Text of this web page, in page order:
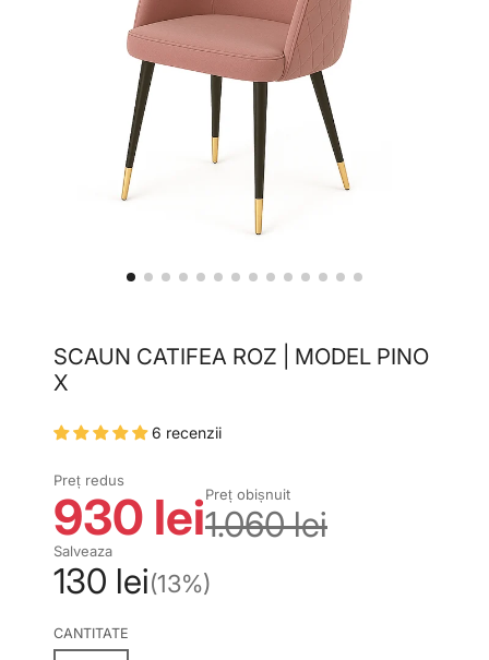
SCAUN CATIFEA ROZ | MODEL PINO
X
6 recenzii
Preț redus
930 leiPreț obișnuit
1.060 lei
Salveaza
130 lei(13%)
CANTITATE